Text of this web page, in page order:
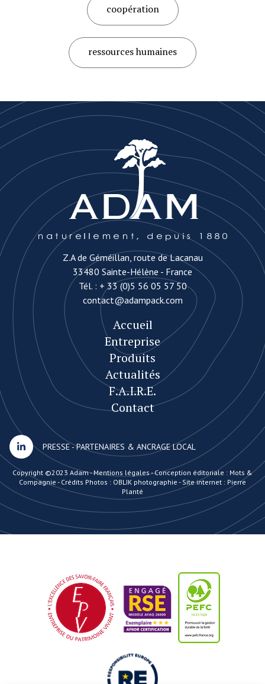
coopération
ressources humaines
Z.A de Géméillan, route de Lacanau
33480 Sainte-Hélène - France
Tél. : + 33 (0)5 56 05 57 50
contact@adampack.com
Accueil
Entreprise
Produits
Actualités
F.A.I.R.E.
Contact
PRESSE-PARTENAIRES & ANCRAGE LOCAL
Copyright ©2023 Adam -Mentions légales-Conception éditoriale : Mots &
Compagnie - Crédits Photos : OBLIK photographie - Site internet : Pierre
Planté